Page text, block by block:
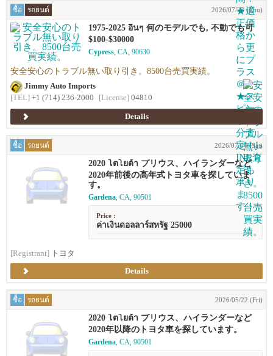
ซื้อ รถยนต์ 2026/07/23 (Thu)
1975-2025 อื่นๆ 何のモデルでも, 不動でも可
$100-$30000
Cypress, CA, 90630
安全安心のトラブル無い取り引き。8500台売買実績。
Jimmy Auto Imports
[TEL] +1 (714) 236-2000 [License] 04810
Details
ซื้อ รถยนต์ 2026/07/04 (Sat)
2020 โตโยต้า プリウス、ハイランダーなど
2020年前後の高年式トヨタ車を探していま
す。
Gardena, CA, 90501
Price :
ค่าเงินดอลลาร์สหรัฐ 25000
[Registrant] トヨタ
Details
ซื้อ รถยนต์ 2026/05/22 (Fri)
2020 โตโยต้า プリウス、ハイランダーなど
2020年以降のトヨタ車を探しています。
Gardena, CA, 90501